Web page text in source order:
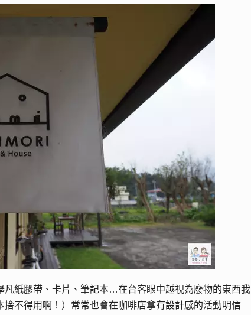
凡紙膠帶、卡片、筆記本…在台客眼中越視為廢物的東西我
不得用啊！）常常也會在咖啡店拿有設計感的活動明信